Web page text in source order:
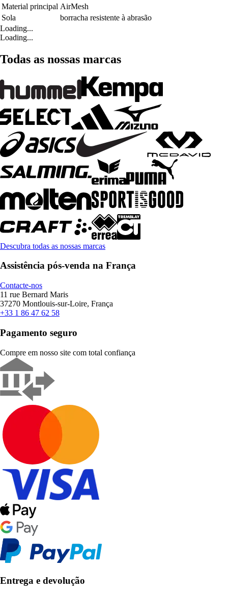
Material principal AirMesh
Sola
borracha resistente à abrasão
Loading...
Loading...
Todas as nossas marcas
Descubra todas as nossas marcas
Assistência pós-venda na França
Contacte-nos
11 rue Bernard Maris
37270 Montlouis-sur-Loire, França
+33 1 86 47 62 58
Pagamento seguro
Compre em nosso site com total confiança
Entrega e devolução